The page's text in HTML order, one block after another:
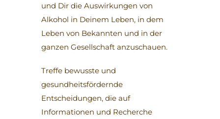
und Dir die Auswirkungen von
Alkohol in Deinem Leben, in dem
Leben von Bekannten und in der
ganzen Gesellschaft anzuschauen.
Treffe bewusste und
gesundheitsfördernde
Entscheidungen, die auf
Informationen und Recherche